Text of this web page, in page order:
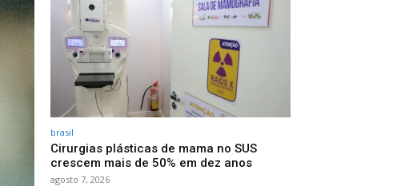
brasil
Cirurgias plásticas de mama no SUS
crescem mais de 50% em dez anos
agosto 7, 2026